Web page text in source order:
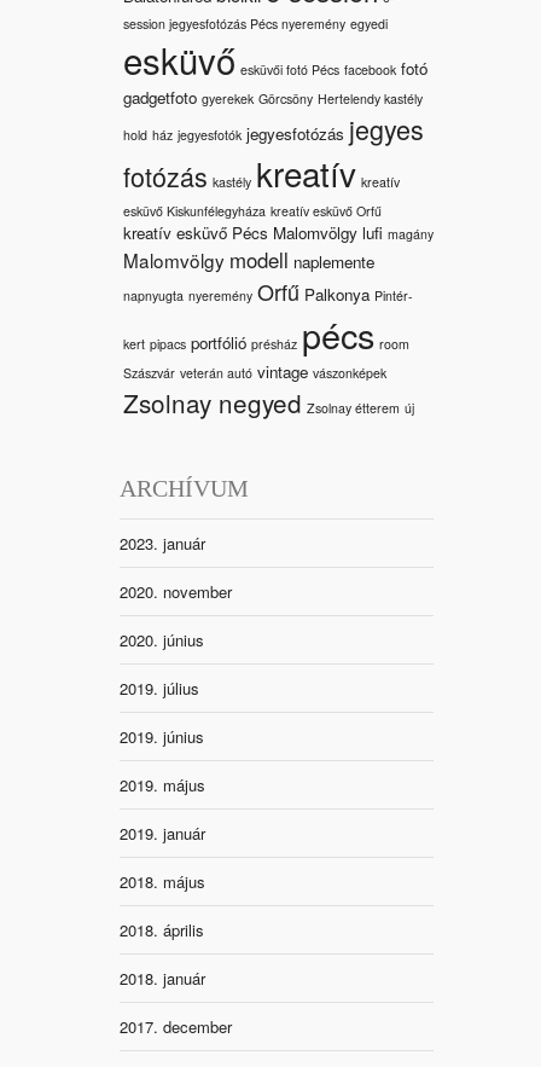
session jegyesfotózás Pécs nyeremény egyedi
esküvő esküvői fotó Pécs facebook fotó
gadgetfoto gyerekek Görcsöny Hertelendy kastély
hold ház jegyesfotók jegyesfotózás jegyes
fotózás kastély kreatív kreatív
esküvő Kiskunfélegyháza kreatív esküvő Orfű
kreatív esküvő Pécs Malomvölgy lufi magány
Malomvölgy modell naplemente
napnyugta nyeremény Orfű Palkonya Pintér-
kert pipacs portfólió présház pécs room
Szászvár veterán autó vintage vászonképek
Zsolnay negyed Zsolnay étterem új
ARCHÍVUM
2023. január
2020. november
2020. június
2019. július
2019. június
2019. május
2019. január
2018. május
2018. április
2018. január
2017. december